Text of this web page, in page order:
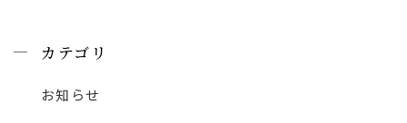
カテゴリ
お知らせ